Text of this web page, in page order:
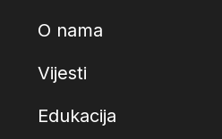
O nama
Vijesti
Edukacija